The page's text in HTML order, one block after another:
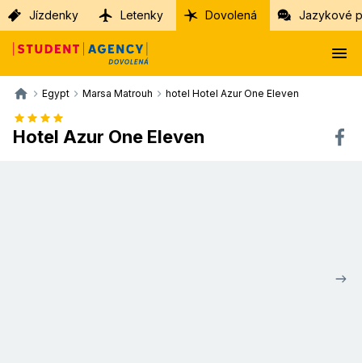
Jízdenky Letenky Dovolená Jazykové
Egypt Marsa Matrouh hotel Hotel Azur One Eleven
Hotel Azur One Eleven